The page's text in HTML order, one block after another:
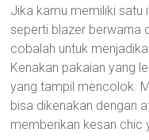
Jika kamu memiliki satu
seperti blazer berwarna
cobalah untuk
Kenakan pakaian yang
yang tampil mencolok.
bisa dikenakan dengan
memberikan kesan chic